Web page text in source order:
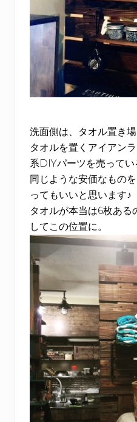
洗面側は、タオル置き場
タオルを置くアイアン
系DIYパーツを売ってい
同じような安価なもの
ってもいいと思います♪
タオルが本当は6枚ある
してこの位置に。